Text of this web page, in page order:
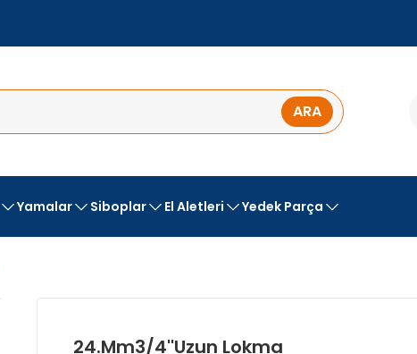
ARA
Yamalar Siboplar El Aletleri Yedek Parça
24.Mm3/4''Uzun Lokma